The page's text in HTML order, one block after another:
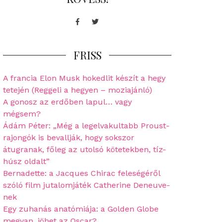
FacebookTwitter
FRISS
A francia Elon Musk hokedlit készít a hegy
tetején (Reggeli a hegyen – moziajánló)
A gonosz az erdőben lapul… vagy
mégsem?
Ádám Péter: „Még a legelvakultabb Proust-
rajongók is bevallják, hogy sokszor
átugranak, főleg az utolsó kötetekben, tíz-
húsz oldalt”
Bernadette: a Jacques Chirac feleségéről
szóló film jutalomjáték Catherine Deneuve-
nek
Egy zuhanás anatómiája: a Golden Globe